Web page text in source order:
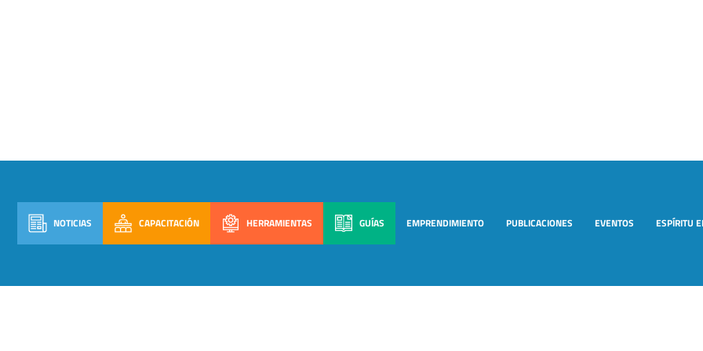
NOTICIAS CAPACITACIÓN HERRAMIENTAS GUÍAS EMPRENDIMIENTO PUBLICACIONES EVENTOS ESPÍRITU